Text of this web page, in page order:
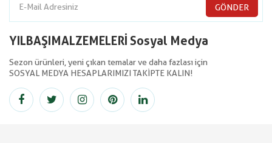
GÖNDER
YILBAŞIMALZEMELERİ Sosyal Medya
Sezon ürünleri, yeni çıkan temalar ve daha fazlası için
SOSYAL MEDYA HESAPLARIMIZI TAKİPTE KALIN!